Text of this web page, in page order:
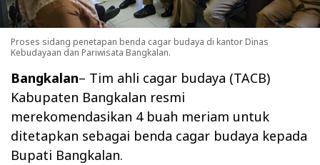
Proses sidang penetapan benda cagar budaya di kantor Dinas
Kebudayaan dan Pariwisata Bangkalan.
Bangkalan– Tim ahli cagar budaya (TACB)
Kabupaten Bangkalan resmi
merekomendasikan 4 buah meriam untuk
ditetapkan sebagai benda cagar budaya kepada
Bupati Bangkalan.